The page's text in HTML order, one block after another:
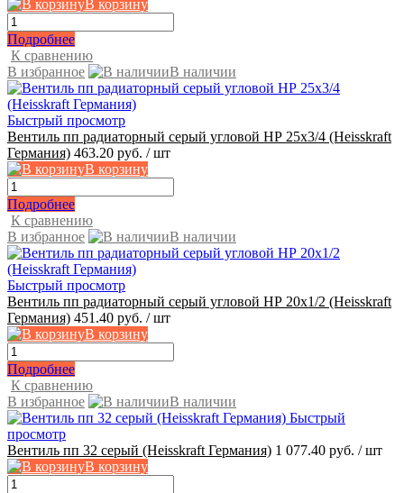
В корзину
Подробнее
К сравнению
В избранное
В наличии
Быстрый просмотр
Вентиль пп радиаторный серый угловой НР 25х3/4 (Heisskraft
Германия) 463.20 руб. / шт
В корзину
Подробнее
К сравнению
В избранное
В наличии
Быстрый просмотр
Вентиль пп радиаторный серый угловой НР 20х1/2 (Heisskraft
Германия) 451.40 руб. / шт
В корзину
Подробнее
К сравнению
В избранное
В наличии
Быстрый
просмотр
Вентиль пп 32 серый (Heisskraft Германия) 1 077.40 руб. / шт
В корзину